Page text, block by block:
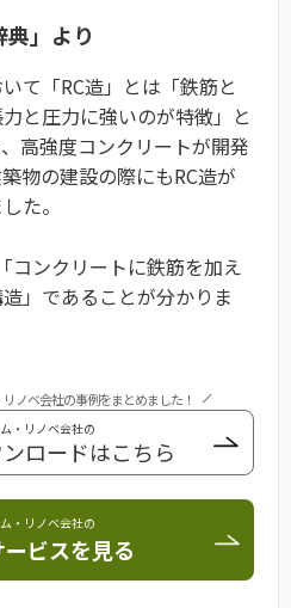
典」より
て「RC造」とは「鉄筋と
と圧力に強いのが特徴」と
高強度コンクリートが開発
物の建設の際にもRC造が
た。
コンクリートに鉄筋を加え
」であることが分かりま
ノベ会社の事例をまとめました！
・リノベ会社の
ロードはこちら
・リノベ会社の
ビスを見る